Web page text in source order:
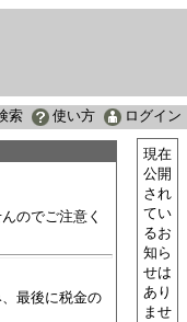
索 使い方 ログイン
のでご注意く
最後に税金の
現在
公開
され
てい
るお
知ら
せは
あり
ませ